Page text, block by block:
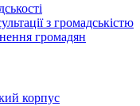
з громадськістю
громадян
корпус